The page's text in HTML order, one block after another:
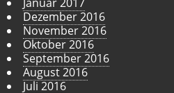
Januar 2017
Dezember 2016
November 2016
Oktober 2016
September 2016
August 2016
Juli 2016